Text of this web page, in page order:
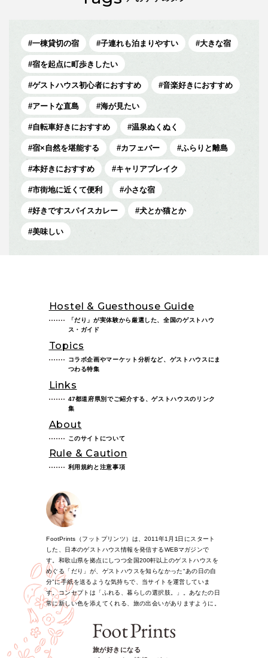
一棟貸切の宿 子連れも泊まりやすい 大きな宿
宿を起点に町歩きしたい
ゲストハウス初心者におすすめ 音楽好きにおすすめ
アートな直島 海が見たい
自転車好きにおすすめ 温泉ぬくぬく
宿×自然を堪能する カフェバー ふらりと離島
本好きにおすすめ キャリアブレイク
市街地に近くて便利 小さな宿
好きですスパイスカレー 犬とか猫とか
美味しい
Hostel & Guesthouse Guide
「だり」が実体験から厳選した、全国のゲストハウ
ス・ガイド
Topics
コラボ企画やマーケット分析など、ゲストハウスにま
つわる特集
Links
47都道府県別でご紹介する、ゲストハウスのリンク
集
About
このサイトについて
Rule & Caution
利用規約と注意事項
FootPrints（フットプリンツ）は、2011年1月1日にスタート
した、日本のゲストハウス情報を発信するWEBマガジンで
す。和歌山県を拠点にしつつ全国200軒以上のゲストハウスを
めぐる「だり」が、ゲストハウスを知らなかった“あの日の自
分”に手紙を送るような気持ちで、当サイトを運営していま
す。コンセプトは「ふれる、暮らしの選択肢。」。あなたの日
常に新しい色を添えてくれる、旅の出会いがありますように。
旅が好きになる